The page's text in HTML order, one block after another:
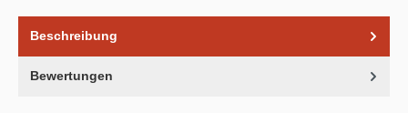
Beschreibung
Bewertungen